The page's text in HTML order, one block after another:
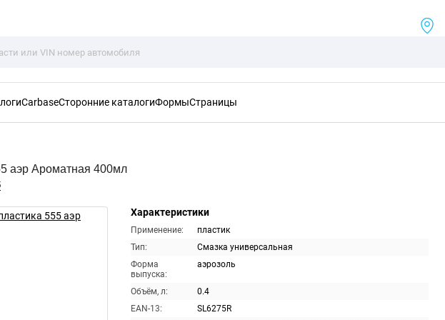
CarbaseСторонние каталогиФормыСтраницы
аэр Ароматная 400мл
Характеристики
Применение:
пластик
Тип:
Смазка универсальная
Форма
выпуска:
аэрозоль
Объём, л:
0.4
EAN-13:
SL6275R